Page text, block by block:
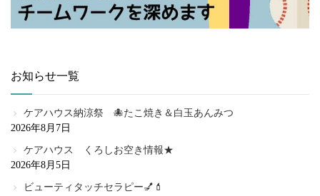
お知らせ一覧
ケアハウス納涼祭 🐙たこ焼き＆白玉あんみつ
2026年8月7日
ケアハウス くろしお空き情報★
2026年8月5日
ビューティタッチセラピー💅💄